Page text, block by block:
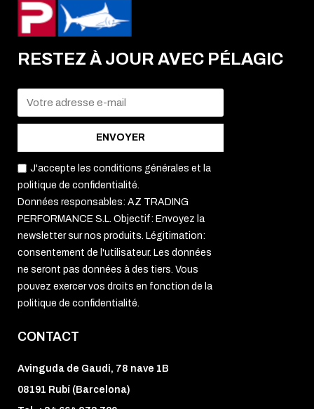
RESTEZ À JOUR AVEC PÉLAGIC
ENVOYER
J'accepte les conditions générales et la
politique de confidentialité.
Données responsables: AZ TRADING
PERFORMANCE S.L. Objectif: Envoyez la
newsletter sur nos produits. Légitimation:
consentement de l'utilisateur. Les données
ne seront pas données à des tiers. Vous
pouvez exercer vos droits en fonction de la
politique de confidentialité.
CONTACT
Avinguda de Gaudi, 78 nave 1B
08191 Rubí (Barcelona)